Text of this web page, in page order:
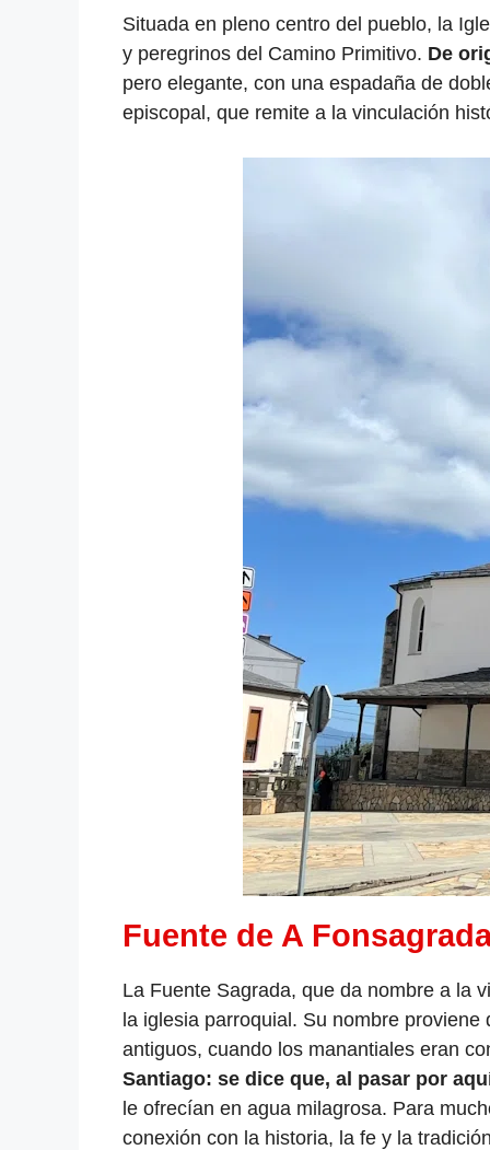
Situada en pleno centro del pueblo, la
y peregrinos del Camino Primitivo. De
pero elegante, con una espadaña de
episcopal, que remite a la vinculación
Fuente de A
La Fuente Sagrada, que da nombre a la
la iglesia parroquial. Su nombre
antiguos, cuando los manantiales eran
Santiago: se dice que, al pasar por
le ofrecían en agua milagrosa. Para
conexión con la historia, la fe y la